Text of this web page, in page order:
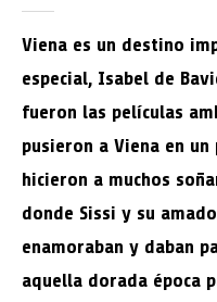
Viena es un destino
especial, Isabel de
fueron las películas
pusieron a Viena en
hicieron a muchos
donde Sissi y su
enamoraban y daban
aquella dorada época